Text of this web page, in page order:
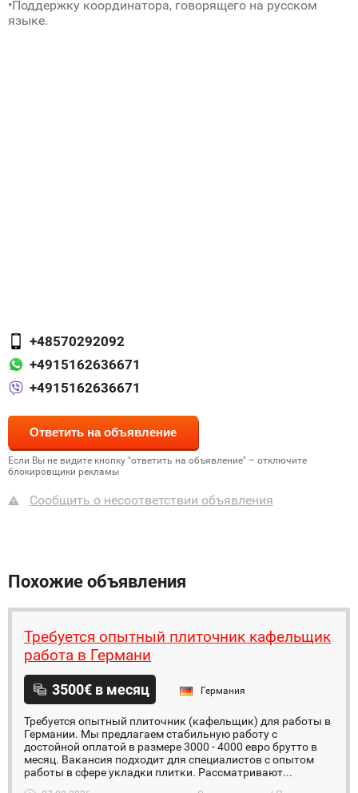
•Поддержку координатора, говорящего на русском
языке.
+48570292092
+4915162636671
+4915162636671
Если Вы не видите кнопку "ответить на объявление" – отключите
блокировщики рекламы
Сообщить о несоответствии объявления
Похожие объявления
Требуется опытный плиточник кафельщик
работa в Германи
3500€ в месяц Германия
Требуется опытный плиточник (кафельщик) для работы в
Германии. Мы предлагаем стабильную работу с
достойной оплатой в размере 3000 - 4000 евро брутто в
месяц. Вакансия подходит для специалистов с опытом
работы в сфере укладки плитки. Рассматривают...